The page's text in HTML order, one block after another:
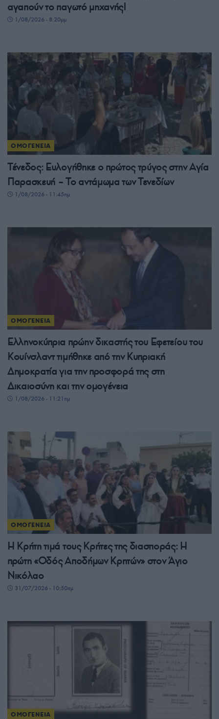
αγαπούν το παγωτό μηχανής!
1/08/2026 - 8:20μμ
ΟΜΟΓΕΝΕΙΑ
Τένεδος: Ευλογήθηκε ο πρώτος τρύγος στην Αγία
Παρασκευή – Το αντάμωμα των Τενεδίων
1/08/2026 - 11:45πμ
ΟΜΟΓΕΝΕΙΑ
Ελληνοκύπρια πρώην δικαστής του Εφετείου του
Κουίνσλαντ τιμήθηκε από την Κυπριακή
Δημοκρατία για την προσφορά της στη
Δικαιοσύνη και την ομογένεια
1/08/2026 - 11:21πμ
ΟΜΟΓΕΝΕΙΑ
Η Κρήτη τιμά τους Κρήτες της διασποράς: Η
πρώτη «Οδός Αποδήμων Κρητών» στον Άγιο
Νικόλαο
31/07/2026 - 10:50πμ
ΟΜΟΓΕΝΕΙΑ